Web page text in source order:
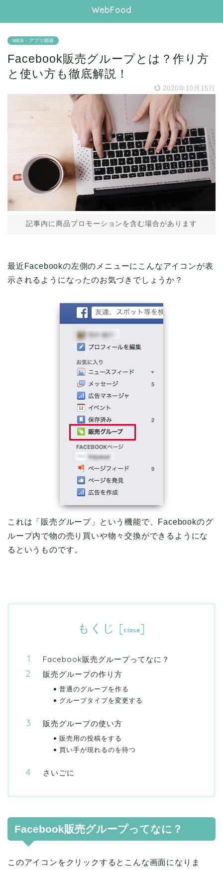
WebFood
WEB・アプリ開発
Facebook販売グループとは？作り方
と使い方も徹底解説！
2020年10月15日
記事内に商品プロモーションを含む場合があります
最近Facebookの左側のメニューにこんなアイコンが表
示されるようになったのお気づきでしょうか？
これは「販売グループ」という機能で、Facebookのグ
ループ内で物の売り買いや物々交換ができるようにな
るというものです。
もくじ [close]
Facebook販売グループってなに？
販売グループの作り方
普通のグループを作る
グループタイプを変更する
販売グループの使い方
販売用の投稿をする
買い手が現れるのを待つ
さいごに
Facebook販売グループってなに？
このアイコンをクリックするとこんな画面になりま